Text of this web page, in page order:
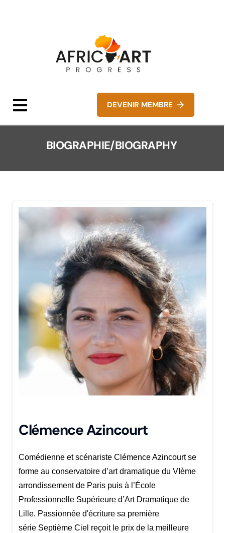
DEVENIR MEMBRE
BIOGRAPHIE/BIOGRAPHY
Clémence Azincourt
Comédienne et scénariste Clémence Azincourt se
forme au conservatoire d’art dramatique du VIème
arrondissement de Paris puis à l’École
Professionnelle Supérieure d’Art Dramatique de
Lille. Passionnée d'écriture sa première
série Septième Ciel reçoit le prix de la meilleure